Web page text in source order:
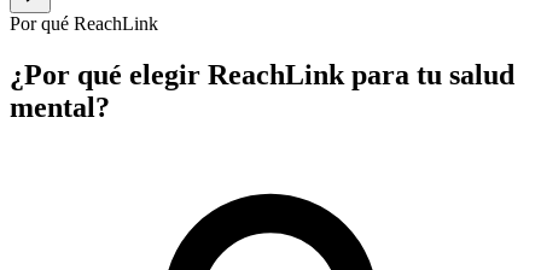
Por qué ReachLink
¿Por qué elegir ReachLink para tu salud
mental?